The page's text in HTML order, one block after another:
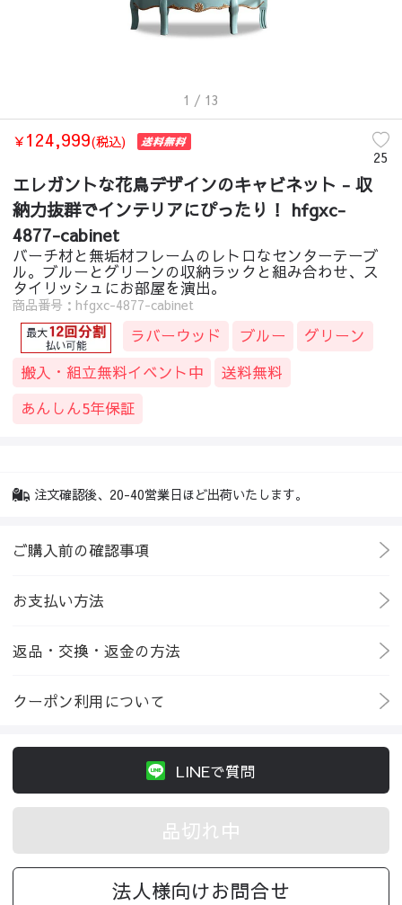
1 / 13
￥124,999(税込)
25
エレガントな花鳥デザインのキャビネット - 収
納力抜群でインテリアにぴったり！ hfgxc-
4877-cabinet
バーチ材と無垢材フレームのレトロなセンターテーブ
ル。ブルーとグリーンの収納ラックと組み合わせ、ス
タイリッシュにお部屋を演出。
商品番号：hfgxc-4877-cabinet
ラバーウッド ブルー
グリーン
搬入・組立無料イベント中
送料無料
あんしん5年保証
注文確認後、20-40営業日ほど出荷いたします。
ご購入前の確認事項
お支払い方法
返品・交換・返金の方法
クーポン利用について
LINEで質問
品切れ中
法人様向けお問合せ